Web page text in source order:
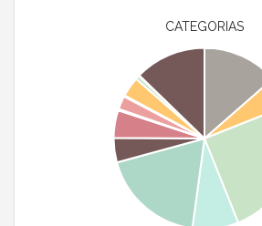
CATEGORIAS